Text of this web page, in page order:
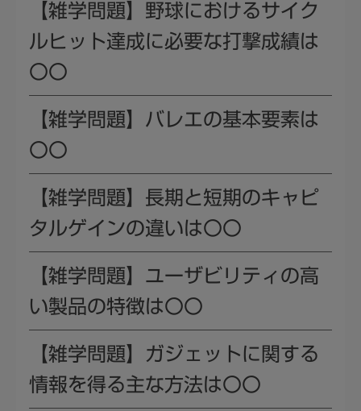
【雑学問題】野球におけるサイク
ルヒット達成に必要な打撃成績は
〇〇
【雑学問題】バレエの基本要素は
〇〇
【雑学問題】長期と短期のキャピ
タルゲインの違いは〇〇
【雑学問題】ユーザビリティの高
い製品の特徴は〇〇
【雑学問題】ガジェットに関する
情報を得る主な方法は〇〇